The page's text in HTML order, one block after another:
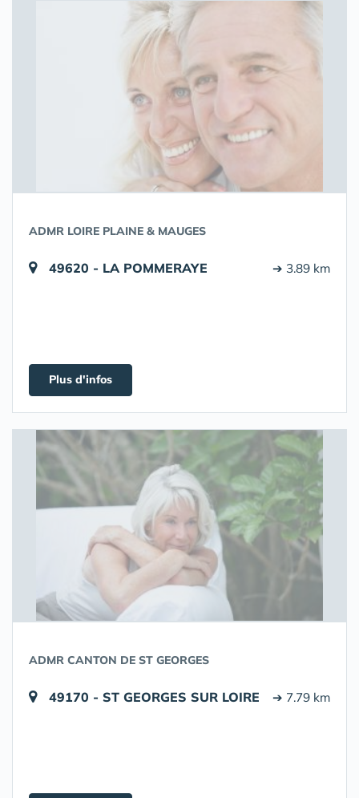
ADMR LOIRE PLAINE & MAUGES
49620 - LA POMMERAYE ➔ 3.89 km
Plus d'infos
ADMR CANTON DE ST GEORGES
49170 - ST GEORGES SUR LOIRE ➔ 7.79 km